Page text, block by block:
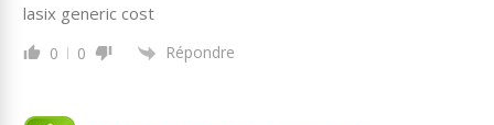
lasix generic cost
0 0 Répondre